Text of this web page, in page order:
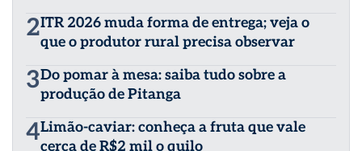
2ITR 2026 muda forma de entrega; veja o
que o produtor rural precisa observar
3Do pomar à mesa: saiba tudo sobre a
produção de Pitanga
4Limão-caviar: conheça a fruta que vale
cerca de R$2 mil o quilo